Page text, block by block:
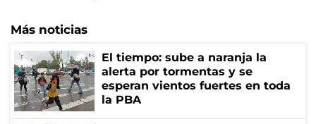
Más noticias
El tiempo: sube a naranja la
alerta por tormentas y se
esperan vientos fuertes en toda
la PBA